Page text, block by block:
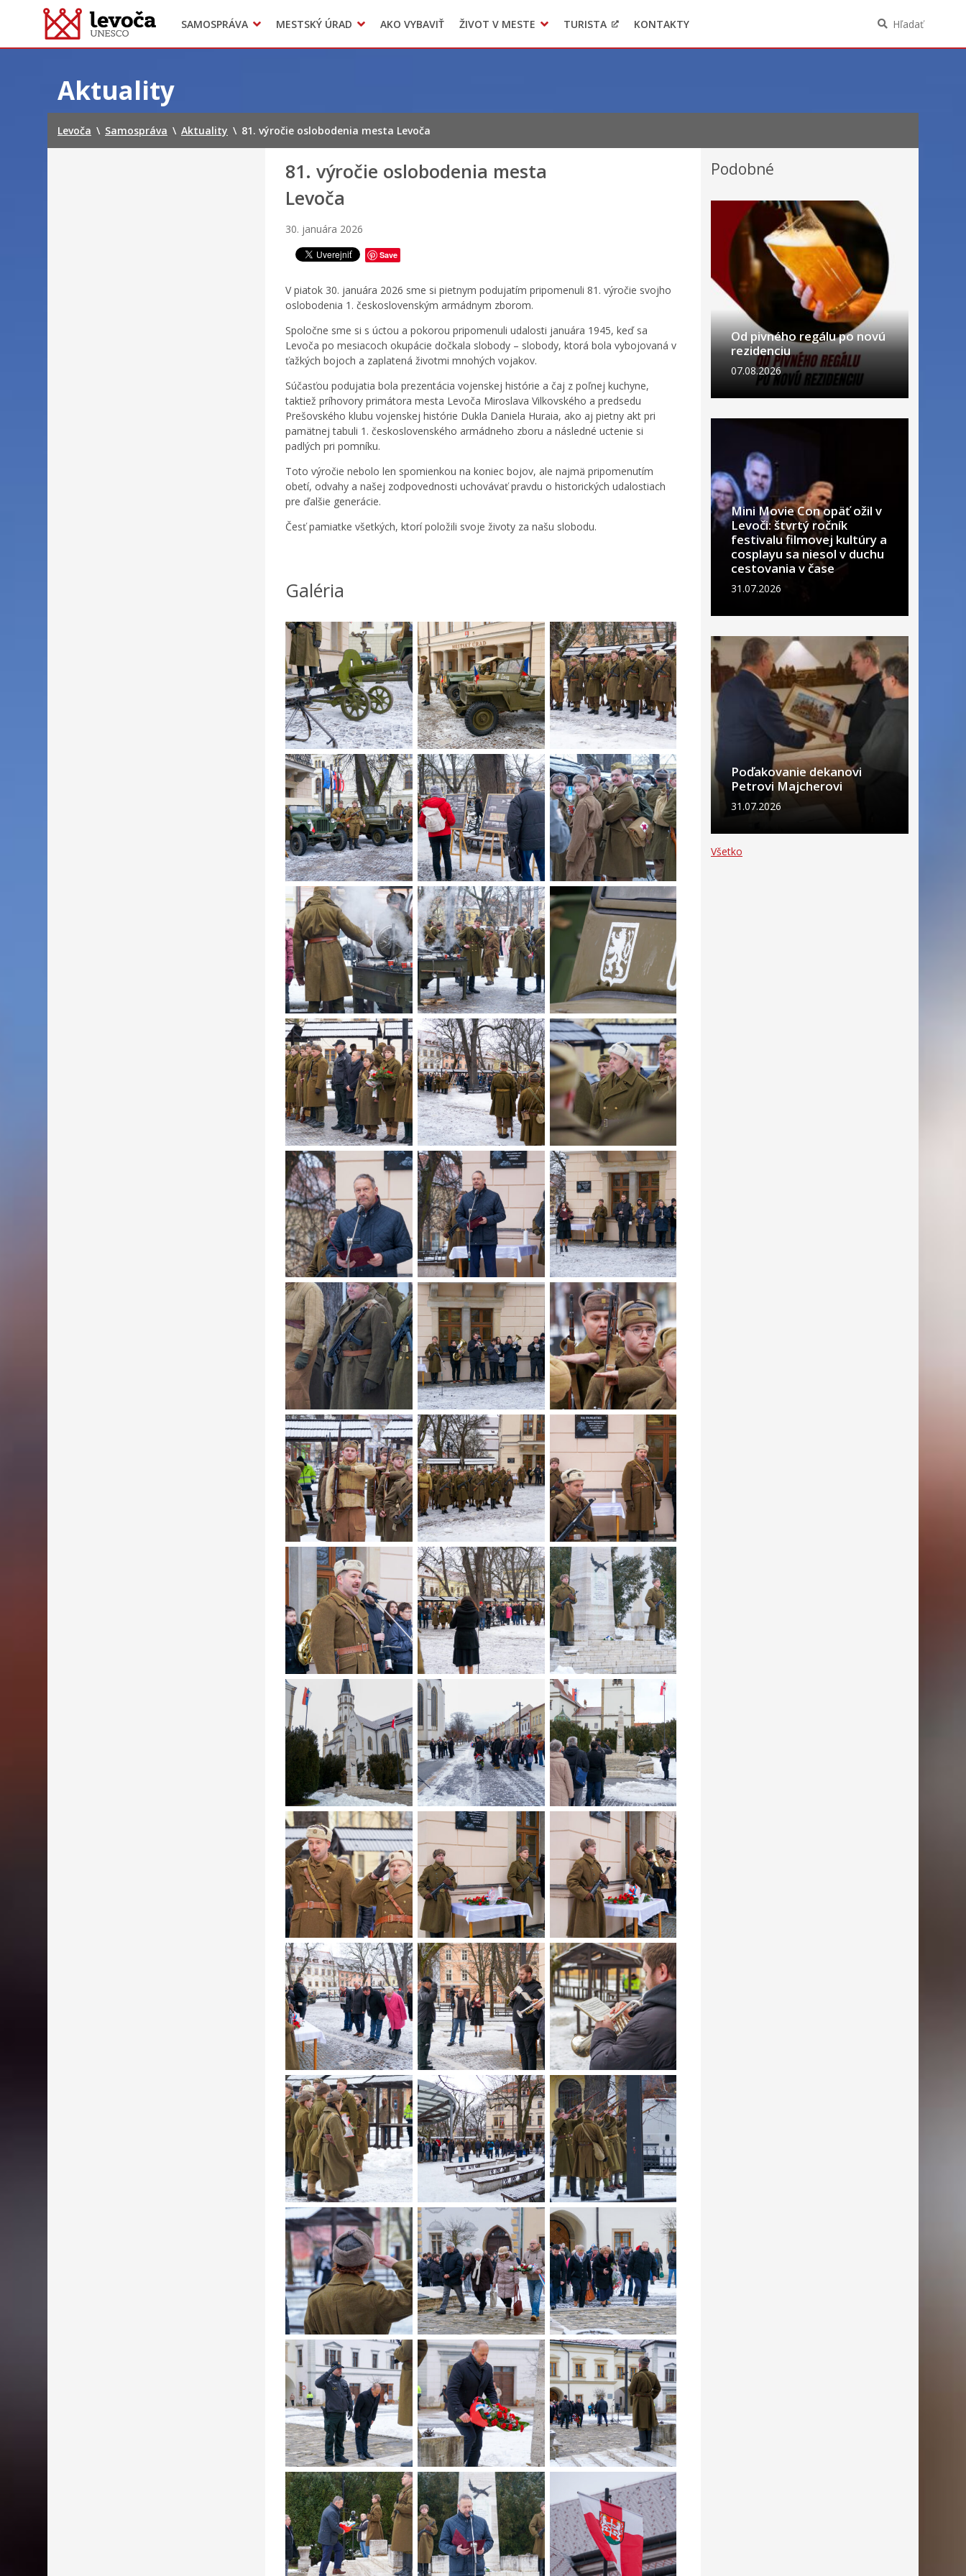
SAMOSPRÁVA
Dokumenty mesta
Transparentné mesto
majetkových pomerov verejného funkcionára
MESTSKÝ ÚRAD
Projekty
Voľba hlavného kontrolóra mesta Levoča
AKO VYBAVIŤ ŽIVOT V MESTE
Doprava
LIMKA
TURISTA KONTAKTY Hľadať
Aktuality
Levoča \ Samospráva \ Aktuality \ 81. výročie oslobodenia mesta Levoča
81. výročie oslobodenia mesta
Levoča
30. januára 2026
Save
V piatok 30. januára 2026 sme si pietnym podujatím pripomenuli 81. výročie svojho
oslobodenia 1. československým armádnym zborom.
Spoločne sme si s úctou a pokorou pripomenuli udalosti januára 1945, keď sa
Levoča po mesiacoch okupácie dočkala slobody – slobody, ktorá bola vybojovaná v
ťažkých bojoch a zaplatená životmi mnohých vojakov.
Súčasťou podujatia bola prezentácia vojenskej histórie a čaj z poľnej kuchyne,
taktiež príhovory primátora mesta Levoča Miroslava Vilkovského a predsedu
Prešovského klubu vojenskej histórie Dukla Daniela Huraia, ako aj pietny akt pri
pamätnej tabuli 1. československého armádneho zboru a následné uctenie si
padlých pri pomníku.
Toto výročie nebolo len spomienkou na koniec bojov, ale najmä pripomenutím
obetí, odvahy a našej zodpovednosti uchovávať pravdu o historických udalostiach
pre ďalšie generácie.
Česť pamiatke všetkých, ktorí položili svoje životy za našu slobodu.
Galéria
Podobné
Od pivného regálu po novú
rezidenciu
07.08.2026
Mini Movie Con opäť ožil v
Levoči: štvrtý ročník
festivalu filmovej kultúry a
cosplayu sa niesol v duchu
cestovania v čase
31.07.2026
Poďakovanie dekanovi
Petrovi Majcherovi
31.07.2026
Všetko